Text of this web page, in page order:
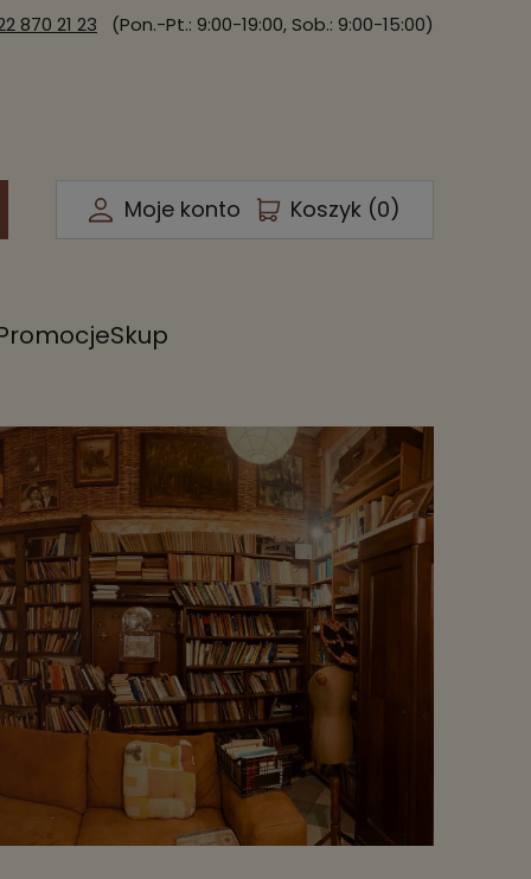
870 21 23 (Pon.-Pt.: 9:00-19:00, Sob.: 9:00-15:00)
Moje konto Koszyk (0)
Skup